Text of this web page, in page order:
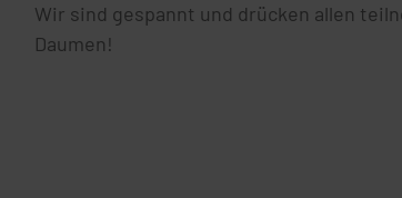
Wir sind gespannt und drücken allen
Daumen!